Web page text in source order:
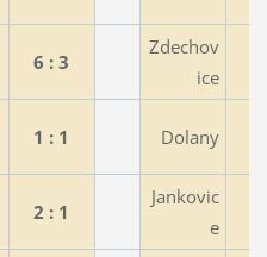
6 : 3
Zdechov
ice
1 : 1 Dolany
2 : 1
Jankovic
e